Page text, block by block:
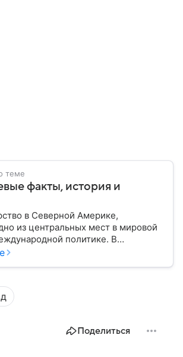
теме
факты, история и
в Северной Америке,
из центральных мест в мировой
политике. В
сведения об этой стране.
Поделиться